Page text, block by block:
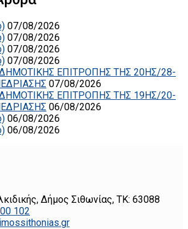
07/08/2026
07/08/2026
07/08/2026
07/08/2026
ΕΠΙΤΡΟΠΗΣ ΤΗΣ 20ΗΣ/28-
07/08/2026
ΕΠΙΤΡΟΠΗΣ ΤΗΣ 19ΗΣ/20-
06/08/2026
06/08/2026
06/08/2026
Δήμος Σιθωνίας, ΤΚ: 63088
102